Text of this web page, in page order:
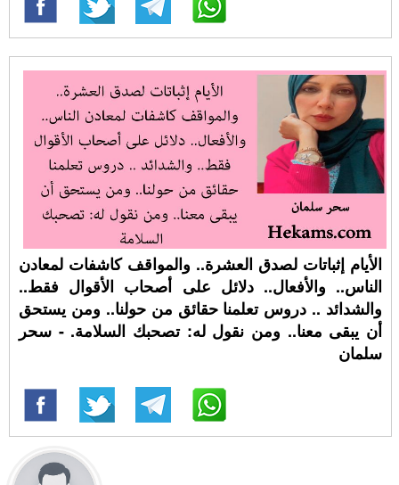
الأيام إثباتات لصدق العشرة.. والمواقف كاشفات لمعادن
الناس.. والأفعال.. دلائل على أصحاب الأقوال فقط..
والشدائد .. دروس تعلمنا حقائق من حولنا.. ومن يستحق
أن يبقى معنا.. ومن نقول له: تصحبك السلامة. - سحر
سلمان